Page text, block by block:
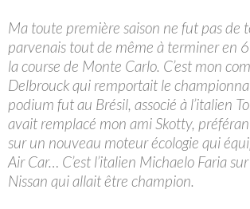
Ma toute première saison ne fut pas de
parvenais tout de même à terminer en
la course de Monte Carlo. C’est mon
Delbrouck qui remportait le
podium fut au Brésil, associé à l’italien
avait remplacé mon ami Skotty,
sur un nouveau moteur écologie qui
Air Car… C’est l’italien Michaelo Faria
Nissan qui allait être champion.